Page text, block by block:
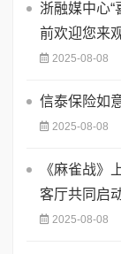
浙融媒中心“
前欢迎您来
2025-08-08
信泰保险如
2025-08-08
《麻雀战》
客厅共同启
2025-08-08